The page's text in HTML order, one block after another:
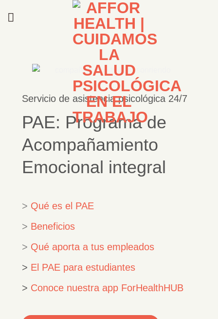
Servicio de asistencia psicológica 24/7
PAE: Programa de
Acompañamiento
Emocional integral
> Qué es el PAE
> Beneficios
> Qué aporta a tus empleados
> El PAE para estudiantes
> Conoce nuestra app ForHealthHUB